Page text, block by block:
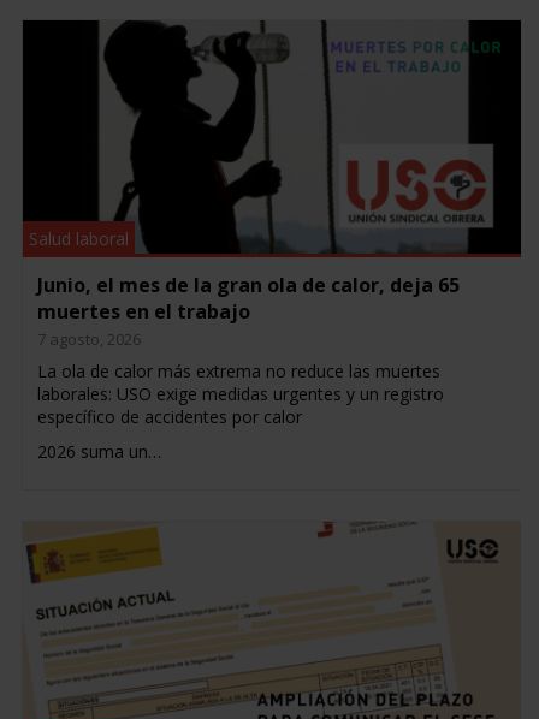
Salud laboral
Junio, el mes de la gran ola de calor, deja 65
muertes en el trabajo
7 agosto, 2026
La ola de calor más extrema no reduce las muertes
laborales: USO exige medidas urgentes y un registro
específico de accidentes por calor
2026 suma un…